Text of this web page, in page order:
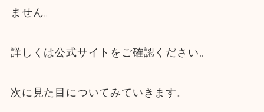
ません。
詳しくは公式サイトをご確認ください。
次に見た目についてみていきます。